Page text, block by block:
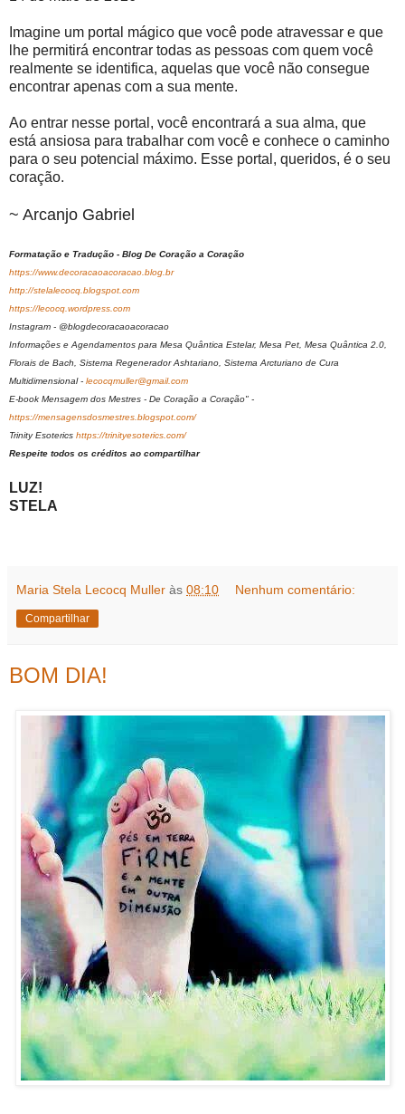
Imagine um portal mágico que você pode atravessar e que
lhe permitirá encontrar todas as pessoas com quem você
realmente se identifica, aquelas que você não consegue
encontrar apenas com a sua mente.
Ao entrar nesse portal, você encontrará a sua alma, que
está ansiosa para trabalhar com você e conhece o caminho
para o seu potencial máximo. Esse portal, queridos, é o seu
coração.
~ Arcanjo Gabriel
Formatação e Tradução - Blog De Coração a Coração
https://www.decoracaoacoracao.blog.br
http://stelalecocq.blogspot.com
https://lecocq.wordpress.com
Instagram - @blogdecoracaoacoracao
Informações e Agendamentos para Mesa Quântica Estelar, Mesa Pet, Mesa Quântica 2.0,
Florais de Bach, Sistema Regenerador Ashtariano, Sistema Arcturiano de Cura
Multidimensional - lecocqmuller@gmail.com
E-book Mensagem dos Mestres - De Coração a Coração" -
https://mensagensdosmestres.blogspot.com/
Trinity Esoterics https://trinityesoterics.com/
Respeite todos os créditos ao compartilhar
LUZ!
STELA
Maria Stela Lecocq Muller às 08:10 Nenhum comentário:
Compartilhar
BOM DIA!